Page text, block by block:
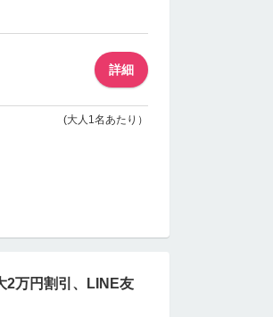
詳細
(大人1名あたり）
2万円割引、LINE友